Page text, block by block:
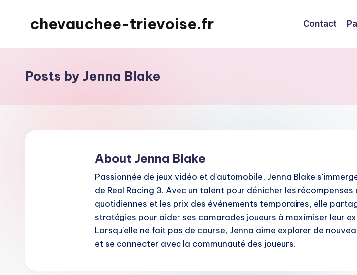
chevauchee-trievoise.fr Contact
Posts by Jenna Blake
About Jenna Blake
Passionnée de jeux vidéo et d'automobile, Jenna Blake
de Real Racing 3. Avec un talent pour dénicher les récompenses
quotidiennes et les prix des événements temporaires, elle
stratégies pour aider ses camarades joueurs à maximiser leur
Lorsqu'elle ne fait pas de course, Jenna aime explorer de
et se connecter avec la communauté des joueurs.